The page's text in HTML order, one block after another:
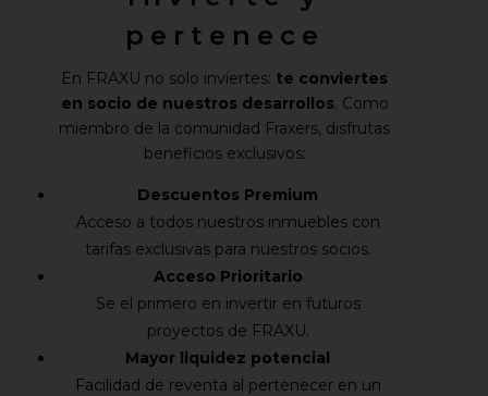
pertenece
En FRAXU no solo inviertes: te conviertes
en socio de nuestros desarrollos. Como
miembro de la comunidad Fraxers, disfrutas
beneficios exclusivos:
Descuentos Premium
Acceso a todos nuestros inmuebles con
tarifas exclusivas para nuestros socios.
Acceso Prioritario
Se el primero en invertir en futuros
proyectos de FRAXU.
Mayor liquidez potencial
Facilidad de reventa al pertenecer en un